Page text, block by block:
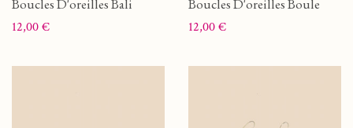
Boucles D'oreilles Bali
Prix
12,00 €
Boucles D'oreilles Boule
Prix
12,00 €